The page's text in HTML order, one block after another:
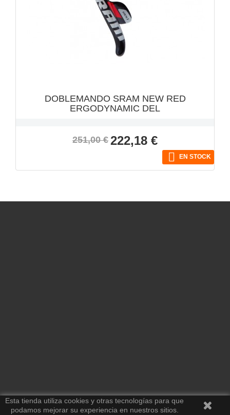
DOBLEMANDO SRAM NEW RED
ERGODYNAMIC DEL
Precio
251,00 € Precio
222,18 €
 EN STOCK
Esta tienda utiliza cookies y otras tecnologías para que
podamos mejorar su experiencia en nuestros sitios.